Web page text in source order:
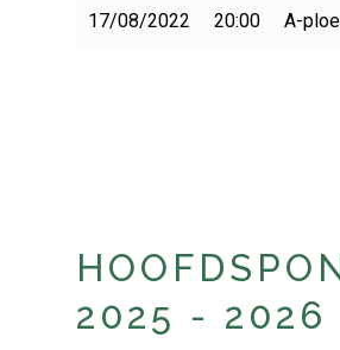
17/08/2022 20:00 A-
2025 - 2026